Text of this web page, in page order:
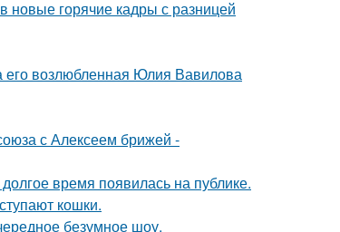
новые горячие кадры с разницей
его возлюбленная Юлия Вавилова
с Алексеем брижей -
время появилась на публике.
кошки.
безумное шоу.